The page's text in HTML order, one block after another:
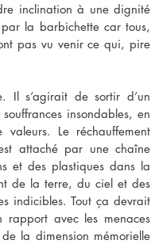
inclination à une dignité
par la barbichette car tous,
pas vu venir ce qui, pire
Il s’agirait de sortir d’un
insondables, en
Le réchauffement
attaché par une chaîne
et des plastiques dans la
de la terre, du ciel et des
indicibles. Tout ça devrait
avec les menaces
la dimension mémorielle